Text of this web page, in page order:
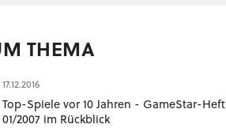
THEMA
17.12.2016
Top-Spiele vor 10 Jahren - GameStar-Heft
01/2007 im Rückblick